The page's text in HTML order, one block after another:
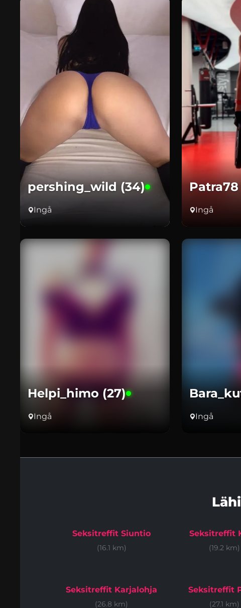
pershing_wild (34)
Ingå Ingå
Helpi_himo (27)
Ingå Ingå
Seksitreffit Siuntio
(16.1 km)
Seksitreffit
(19.2 km)
Seksitreffit Karjalohja
(26.8 km)
Seksitreffit
(27.1 km)